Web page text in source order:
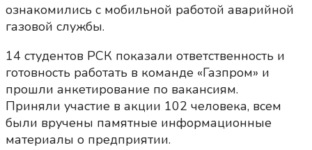
ознакомились с мобильной работой аварийной
газовой службы.
14 студентов РСК показали ответственность и
готовность работать в команде «Газпром» и
прошли анкетирование по вакансиям.
Приняли участие в акции 102 человека, всем
были вручены памятные информационные
материалы о предприятии.